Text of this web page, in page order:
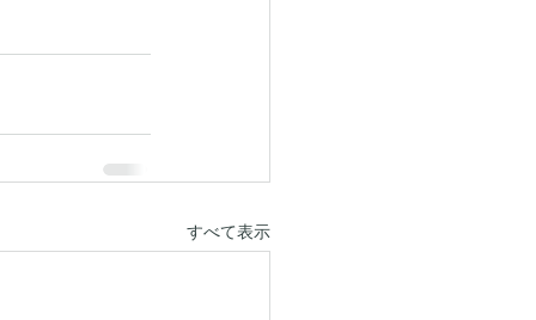
すべて表示